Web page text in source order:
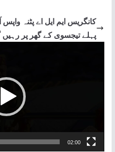
کانگریس ایم ایل اے پٹنہ
پہلے تیجسوی کے گھر پر رہیں
02:00